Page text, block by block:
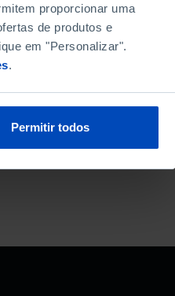
proporcionar uma
de produtos e
em "Personalizar".
.
Permitir todos
ORDENAR POR